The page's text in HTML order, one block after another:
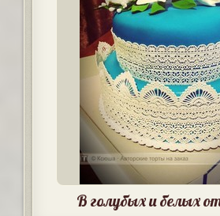
В голубых и белых